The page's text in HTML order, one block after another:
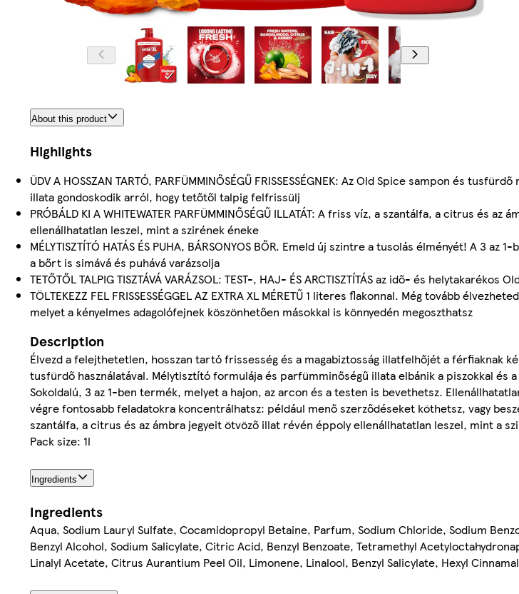
About this product
Highlights
ÜDV A HOSSZAN TARTÓ, PARFÜMMINŐSÉGŰ FRISSESSÉGNEK: Az Old Spice sampon és
illata gondoskodik arról, hogy tetőtől talpig felfrissülj
PRÓBÁLD KI A WHITEWATER PARFÜMMINŐSÉGŰ ILLATÁT: A friss víz, a szantálfa, a citrus és
ellenállhatatlan leszel, mint a szirének éneke
MÉLYTISZTÍTÓ HATÁS ÉS PUHA, BÁRSONYOS BŐR. Emeld új szintre a tusolás élményét! A 3
a bőrt is simává és puhává varázsolja
TETŐTŐL TALPIG TISZTÁVÁ VARÁZSOL: TEST-, HAJ- ÉS ARCTISZTÍTÁS az idő- és
TÖLTEKEZZ FEL FRISSESSÉGGEL AZ EXTRA XL MÉRETŰ 1 literes flakonnal. Még tovább
melyet a kényelmes adagolófejnek köszönhetően másokkal is könnyedén megoszthatsz
Description
Élvezd a felejthetetlen, hosszan tartó frissesség és a magabiztosság illatfelhőjét a férfiaknak
tusfürdő használatával. Mélytisztító formulája és parfümminőségű illata elbánik a piszokkal és
Sokoldalú, 3 az 1-ben termék, melyet a hajon, az arcon és a testen is bevethetsz.
végre fontosabb feladatokra koncentrálhatsz: például menő szerződéseket köthetsz, vagy
szantálfa, a citrus és az ámbra jegyeit ötvöző illat révén éppoly ellenállhatatlan leszel, mint a
Pack size: 1l
Ingredients
Ingredients
Aqua, Sodium Lauryl Sulfate, Cocamidopropyl Betaine, Parfum, Sodium Chloride, Sodium
Benzyl Alcohol, Sodium Salicylate, Citric Acid, Benzyl Benzoate, Tetramethyl
Linalyl Acetate, Citrus Aurantium Peel Oil, Limonene, Linalool, Benzyl Salicylate, Hexyl